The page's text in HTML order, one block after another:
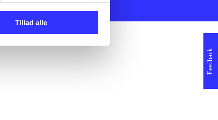
Tillad alle
Feedback